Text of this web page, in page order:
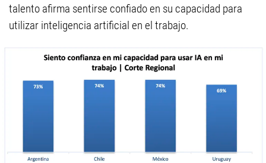
talento afirma sentirse confiado en su capacidad para
utilizar inteligencia artificial en el trabajo.